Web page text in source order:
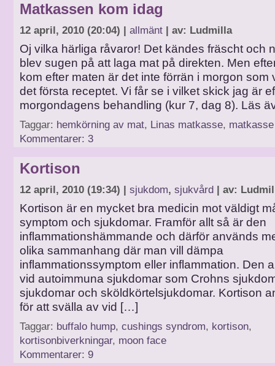
Matkassen kom idag
12 april, 2010 (20:04) | allmänt | av: Ludmilla
Oj vilka härliga råvaror! Det kändes fräscht och
blev sugen på att laga mat på direkten. Men
kom efter maten är det inte förrän i morgon som
det första receptet. Vi får se i vilket skick jag är
morgondagens behandling (kur 7, dag 8). Läs
Taggar: hemkörning av mat, Linas matkasse, matkasse
Kommentarer: 3
Kortison
12 april, 2010 (19:34) | sjukdom, sjukvård | av:
Kortison är en mycket bra medicin mot väldigt
symptom och sjukdomar. Framför allt så är den
inflammationshämmande och därför används
olika sammanhang där man vill dämpa
inflammationssymptom eller inflammation. Den
vid autoimmuna sjukdomar som Crohns
sjukdomar och sköldkörtelsjukdomar. Kortison
för att svälla av vid […]
Taggar: buffalo hump, cushings syndrom, kortison,
kortisonbiverkningar, moon face
Kommentarer: 9